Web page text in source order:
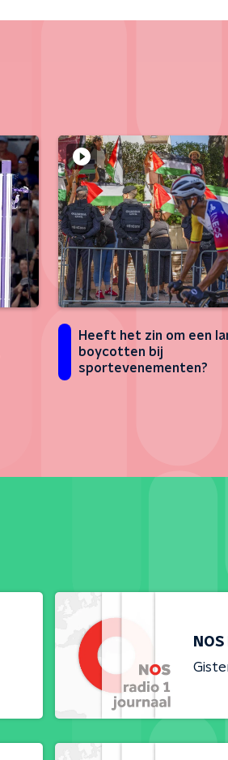
Heeft het zin om een
boycotten bij
sportevenementen?